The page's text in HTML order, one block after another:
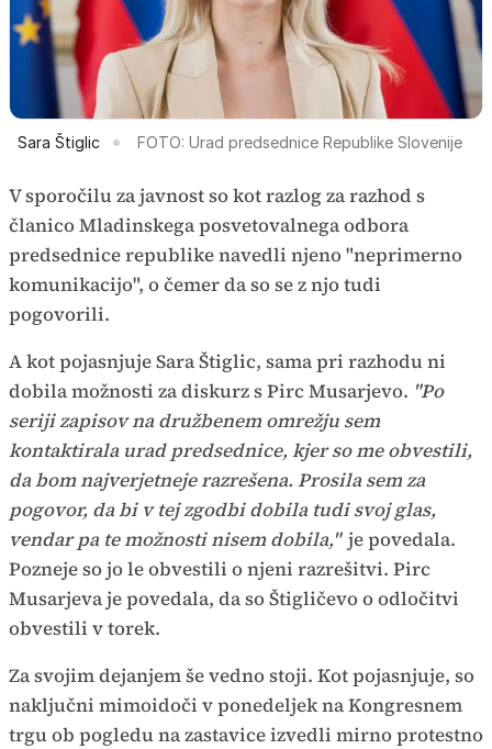
Sara Štiglic FOTO: Urad predsednice Republike Slovenije
V sporočilu za javnost so kot razlog za razhod s
članico Mladinskega posvetovalnega odbora
predsednice republike navedli njeno "neprimerno
komunikacijo", o čemer da so se z njo tudi
pogovorili.
A kot pojasnjujeSara Štiglic, sama pri razhodu ni
dobila možnosti za diskurz s Pirc Musarjevo. "Po
seriji zapisov na družbenem omrežju sem
kontaktirala urad predsednice, kjer so me obvestili,
da bom najverjetneje razrešena. Prosila sem za
pogovor, da bi v tej zgodbi dobila tudi svoj glas,
vendar pa te možnosti nisem dobila," je povedala.
Pozneje so jo le obvestili o njeni razrešitvi. Pirc
Musarjeva je povedala, da so Štigličevo o odločitvi
obvestili v torek.
Za svojim dejanjem še vedno stoji. Kot pojasnjuje, so
naključni mimoidoči v ponedeljek na Kongresnem
trgu ob pogledu na zastavice izvedli mirno protestno